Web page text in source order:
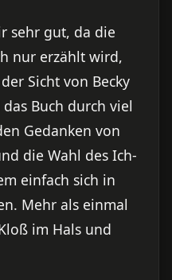
sehr gut, da die
nur erzählt wird,
Sicht von Becky
Buch durch viel
Gedanken von
die Wahl des Ich-
einfach sich in
Mehr als einmal
im Hals und